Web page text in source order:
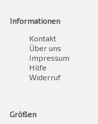
Informationen
Kontakt
Über uns
Impressum
Hilfe
Widerruf
Größen